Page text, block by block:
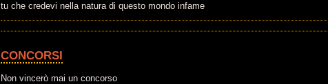
tu che credevi nella natura di questo mondo infame
CONCORSI
Non vincerò mai un concorso